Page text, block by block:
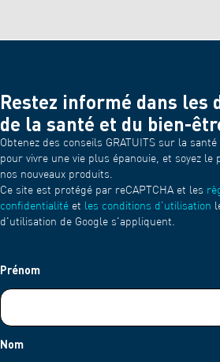
Restez informé dans les
de la santé et du bien-
Obtenez des conseils GRATUITS sur la
pour vivre une vie plus épanouie, et soyez le
nos nouveaux produits.
Ce site est protégé par reCAPTCHA et les
confidentialité et les conditions d'utilisation
d'utilisation de Google s'appliquent.
Prénom
Nom